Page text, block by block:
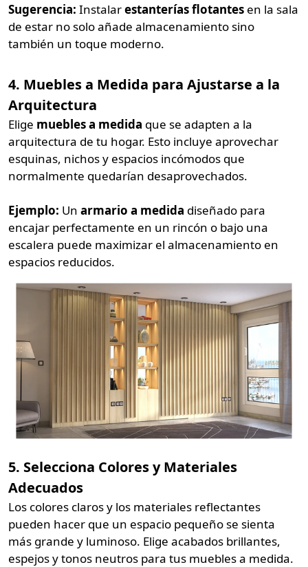
Sugerencia: Instalarestanterías flotantes en la sala
de estar no solo añade almacenamiento sino
también un toque moderno.
4. Muebles a Medida para Ajustarse a la
Arquitectura
Elige muebles a medida que se adapten a la
arquitectura de tu hogar. Esto incluye aprovechar
esquinas, nichos y espacios incómodos que
normalmente quedarían desaprovechados.
Ejemplo: Un armario a medida diseñado para
encajar perfectamente en un rincón o bajo una
escalera puede maximizar el almacenamiento en
espacios reducidos.
5. Selecciona Colores y Materiales
Adecuados
Los colores claros y los materiales reflectantes
pueden hacer que un espacio pequeño se sienta
más grande y luminoso. Elige acabados brillantes,
espejos y tonos neutros para tus muebles a medida.